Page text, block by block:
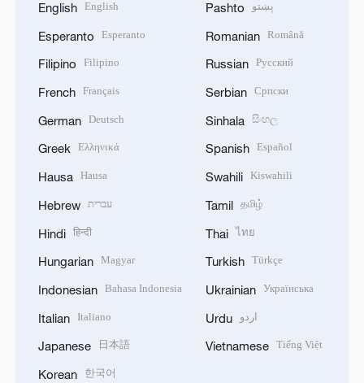
English English
Esperanto Esperanto
Filipino Filipino
French Français
German Deutsch
Greek Ελληνικά
Hausa Hausa
Hebrew עברית
Hindi हिन्दी
Hungarian Magyar
Indonesian Bahasa Indonesia
Italian Italiano
Japanese 日本語
Korean 한국어
Pashto پښتو
Romanian Română
Russian Русский
Serbian Српски
Sinhala සිංහල
Spanish Español
Swahili Kiswahili
Tamil தமிழ்
Thai ไทย
Turkish Türkçe
Ukrainian Українська
Urdu اردو
Vietnamese Tiếng Việt